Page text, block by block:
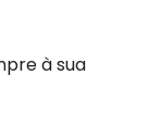
à sua